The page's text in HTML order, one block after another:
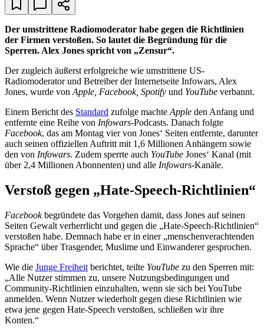
Der umstrittene Radiomoderator habe gegen die Richtlinien
der Firmen verstoßen. So lautet die Begründung für die
Sperren. Alex Jones spricht von „Zensur“.
Der zugleich äußerst erfolgreiche wie umstrittene US-
Radiomoderator und Betreiber der Internetseite Infowars, Alex
Jones, wurde von Apple, Facebook, Spotify und YouTube verbannt.
Einem Bericht des Standard zufolge machte Apple den Anfang und
entfernte eine Reihe von Infowars-Podcasts. Danach folgte
Facebook, das am Montag vier von Jones‘ Seiten entfernte, darunter
auch seinen offiziellen Auftritt mit 1,6 Millionen Anhängern sowie
den von Infowars. Zudem sperrte auch YouTube Jones‘ Kanal (mit
über 2,4 Millionen Abonnenten) und alle Infowars-Kanäle.
Verstoß gegen „Hate-Speech-Richtlinien“
Facebookbegründete das Vorgehen damit, dass Jones auf seinen
Seiten Gewalt verherrlicht und gegen die „Hate-Speech-Richtlinien“
verstoßen habe. Demnach habe er in einer „menschenverachtenden
Sprache“ über Trasgender, Muslime und Einwanderer gesprochen.
Wie die Junge Freiheit berichtet, teilte YouTube zu den Sperren mit:
„Alle Nutzer stimmen zu, unsere Nutzungsbedingungen und
Community-Richtlinien einzuhalten, wenn sie sich bei YouTube
anmelden. Wenn Nutzer wiederholt gegen diese Richtlinien wie
etwa jene gegen Hate-Speech verstoßen, schließen wir ihre
Konten.“